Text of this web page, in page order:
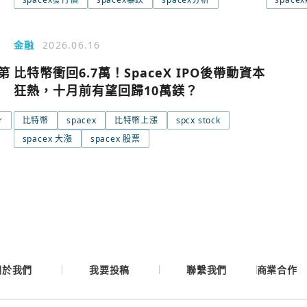
金融 2026.06.16
比特幣衝回6.7萬！SpaceX IPO後帶動資本
狂熱，十月前有望回歸10萬鎂？
比特幣 spacex 比特幣上漲
spcx stock
spacex 大漲
spacex 股票
Apple
我們 我要投稿 聯繫我們 商業合作